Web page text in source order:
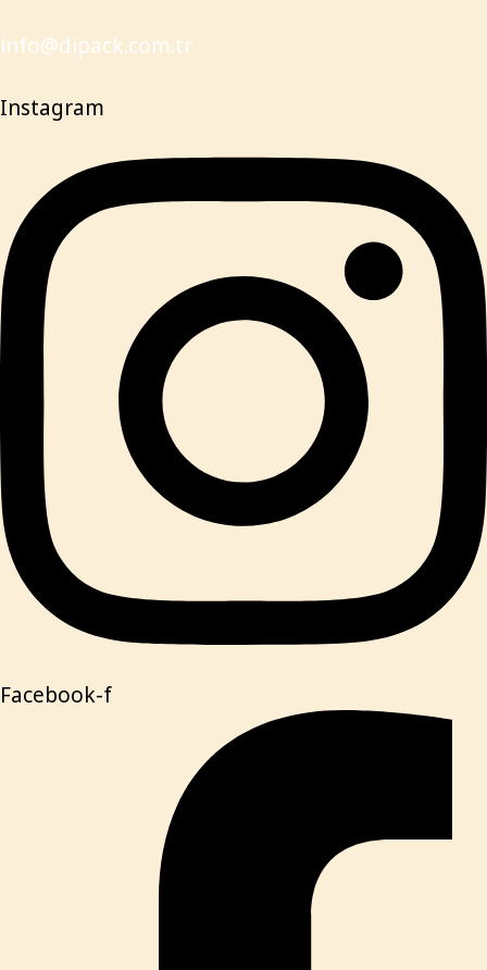
info@dipack.com.tr
Instagram
Facebook-f